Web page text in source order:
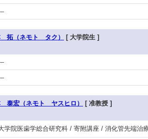
拓（ネモト タク） [ 大学院生 ]
泰宏（ネモト ヤスヒロ） [ 准教授 ]
学院医歯学総合研究科 / 寄附講座 / 消化管先端治